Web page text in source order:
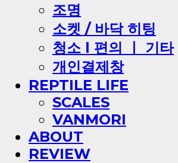
조명
소켓 / 바닥 히팅
청소 l 편의 ㅣ 기타
개인결제창
REPTILE LIFE
SCALES
VANMORI
ABOUT
REVIEW